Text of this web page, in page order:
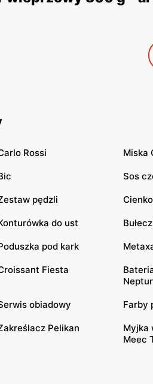
Rossi Miska
Sos
pędzli
do ust
pod kark
Fiesta
obiadowy Farby
Pelikan
Myjka
Meec